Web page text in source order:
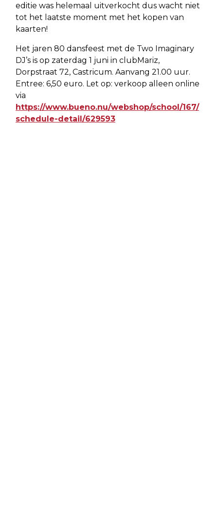
editie was helemaal uitverkocht dus wacht niet
tot het laatste moment met het kopen van
kaarten!
Het jaren 80 dansfeest met de Two Imaginary
DJ’s is op zaterdag 1 juni in clubMariz,
Dorpstraat 72, Castricum. Aanvang 21.00 uur.
Entree: 6,50 euro. Let op: verkoop alleen online
via
https://www.bueno.nu/webshop/school/167/
schedule-detail/629593